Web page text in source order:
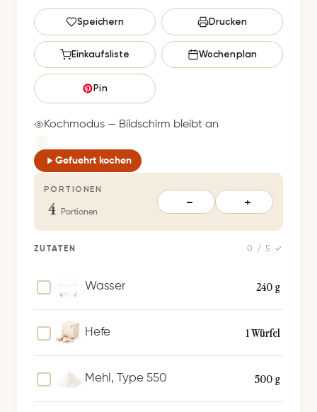
G
e
s
e
c
e
r
p
e
c
n
Speichern Drucken
Einkaufsliste Wochenplan
Pin
Kochmodus — Bildschirm bleibt an
Gefuehrt kochen
PORTIONEN
4 Portionen
− +
ZUTATEN 0 / 5 ✓
240 g
Wasser
1 Würfel
Hefe
500 g
Mehl, Type 550